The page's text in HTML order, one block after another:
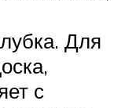
Для
с